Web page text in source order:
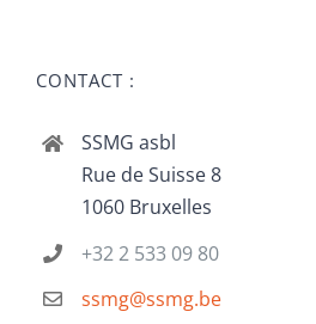
CONTACT :
SSMG asbl
Rue de Suisse 8
1060 Bruxelles
+32 2 533 09 80
ssmg@ssmg.be